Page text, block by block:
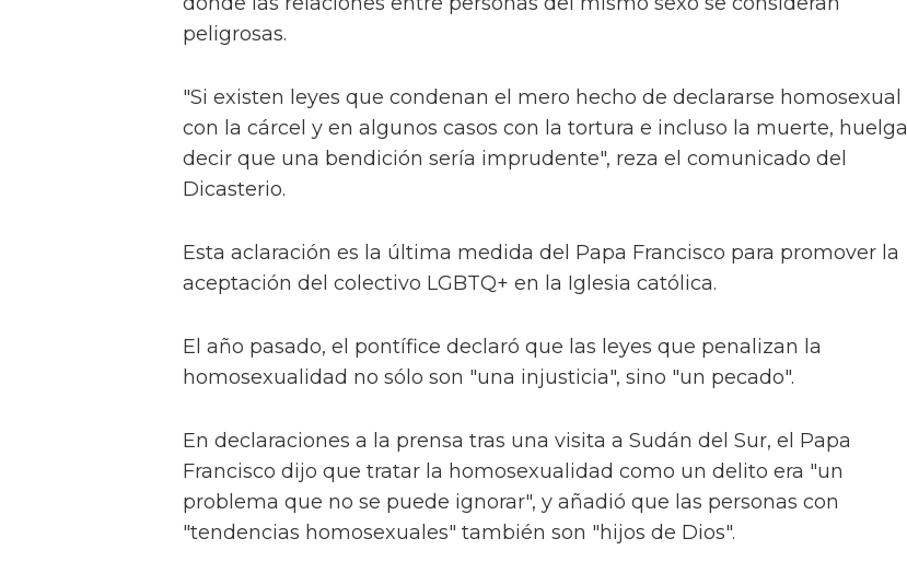
peligrosas.
"Si existen leyes que condenan el mero hecho de declararse homosexual
con la cárcel y en algunos casos con la tortura e incluso la muerte, huelga
decir que una bendición sería imprudente", reza el comunicado del
Dicasterio.
Esta aclaración es la última medida del Papa Francisco para promover la
aceptación del colectivo LGBTQ+ en la Iglesia católica.
El año pasado, el pontífice declaró que las leyes que penalizan la
homosexualidad no sólo son "una injusticia", sino "un pecado".
En declaraciones a la prensa tras una visita a Sudán del Sur, el Papa
Francisco dijo que tratar la homosexualidad como un delito era "un
problema que no se puede ignorar", y añadió que las personas con
"tendencias homosexuales" también son "hijos de Dios".